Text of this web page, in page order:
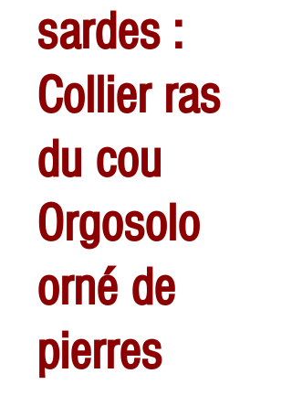
sardes :
Collier ras
du cou
Orgosolo
orné de
pierres